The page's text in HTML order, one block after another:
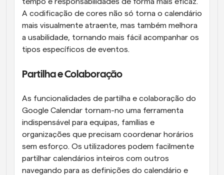
A codificação de cores não só torna o calendário
mais visualmente atraente, mas também melhora
a usabilidade, tornando mais fácil acompanhar os
tipos específicos de eventos.
Partilha e Colaboração
As funcionalidades de partilha e colaboração do
Google Calendar tornam-no uma ferramenta
indispensável para equipas, famílias e
organizações que precisam coordenar horários
sem esforço. Os utilizadores podem facilmente
partilhar calendários inteiros com outros
navegando para as definições do calendário e